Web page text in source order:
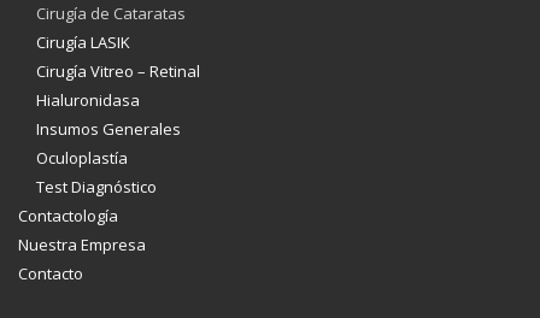
Cirugía de Cataratas
Cirugía LASIK
Cirugía Vitreo – Retinal
Hialuronidasa
Insumos Generales
Oculoplastía
Test Diagnóstico
Contactología
Nuestra Empresa
Contacto